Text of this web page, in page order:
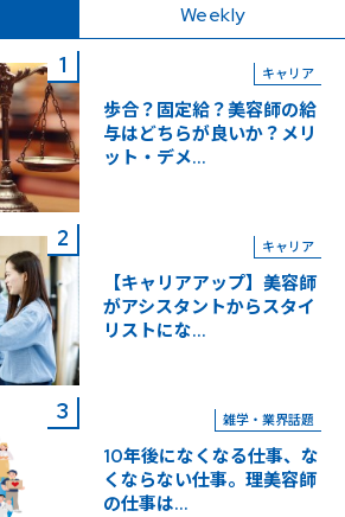
Weekly
キャリア
歩合？固定給？美容師の給
与はどちらが良いか？メリ
ット・デメ...
キャリア
【キャリアアップ】美容師
がアシスタントからスタイ
リストにな...
雑学・業界話題
10年後になくなる仕事、な
くならない仕事。理美容師
の仕事は...